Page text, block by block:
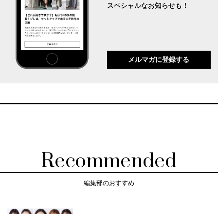
スペシャルなお知らせも！
メルマガに登録する
Recommended
編集部のおすすめ